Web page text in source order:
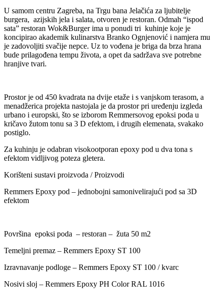
U samom centru Zagreba, na Trgu bana Jelačića za ljubitelje
burgera, azijskih jela i salata, otvoren je restoran. Odmah “ispod
sata” restoran Wok&Burger ima u ponudi tri kuhinje koje je
koncipirao akademik kulinarstva Branko Ognjenović i namjera mu
je zadovoljiti svačije nepce. Uz to vođena je briga da brza hrana
bude prilagođena tempu života, a opet da sadržava sve potrebne
hranjive tvari.
Prostor je od 450 kvadrata na dvije etaže i s vanjskom terasom, a
menadžerica projekta nastojala je da prostor pri uređenju izgleda
urbano i europski, što se izborom Remmersovog epoksi poda u
kričavo žutom tonu sa 3 D efektom, i drugih elemenata, svakako
postiglo.
Za kuhinju je odabran visokootporan epoxy pod u dva tona s
efektom vidljivog poteza gletera.
Korišteni sustavi proizvoda / Proizvodi
Remmers Epoxy pod – jednobojni samonivelirajući pod sa 3D
efektom
Površina epoksi poda – restoran – žuta 50 m2
Temeljni premaz – Remmers Epoxy ST 100
Izravnavanje podloge – Remmers Epoxy ST 100 / kvarc
Nosivi sloj – Remmers Epoxy PH Color RAL 1016